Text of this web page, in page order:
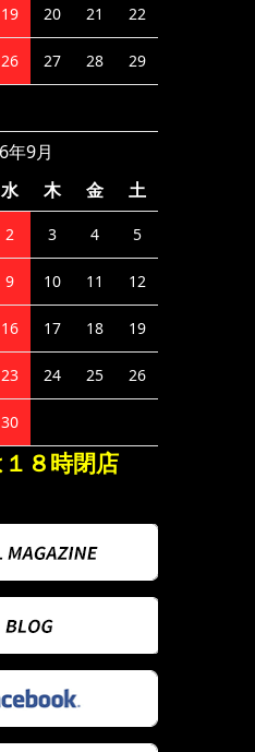
19 20 21 22
26 27 28 29
年9月
水 木 金 土
2 3 4 5
9 10 11 12
16 17 18 19
23 24 25 26
30
８時閉店